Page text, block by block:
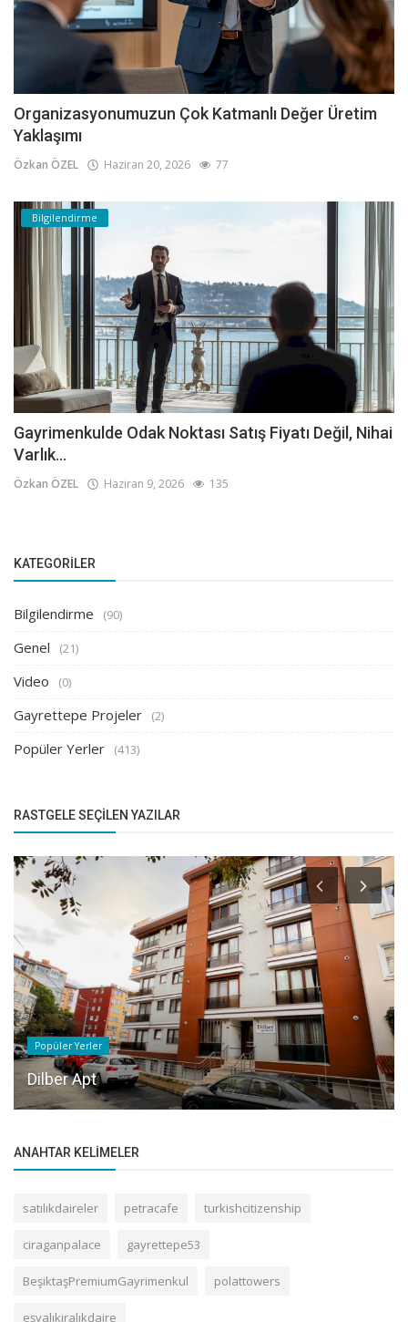
Organizasyonumuzun Çok Katmanlı Değer Üretim
Yaklaşımı
Özkan ÖZEL Haziran 20, 2026 77
Bilgilendirme
Gayrimenkulde Odak Noktası Satış Fiyatı Değil, Nihai
Varlık...
Özkan ÖZEL Haziran 9, 2026 135
KATEGORILER
Bilgilendirme (90)
Genel (21)
Video (0)
Gayrettepe Projeler (2)
Popüler Yerler (413)
RASTGELE SEÇILEN YAZILAR
Popüler Yerler
Dilber Apt
ANAHTAR KELIMELER
satılıkdaireler petracafe turkishcitizenship
ciraganpalace gayrettepe53
BeşiktaşPremiumGayrimenkul polattowers
eşyalıkiralıkdaire